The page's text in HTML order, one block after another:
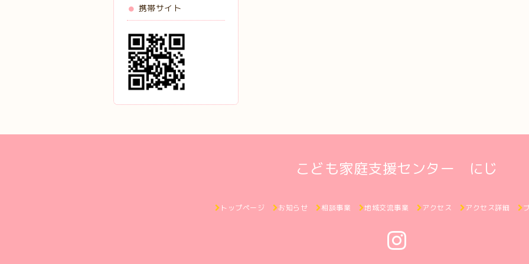
携帯サイト
こども家庭支援センター にじ
トップページ お知らせ 相談事業 地域交流事業 アクセス アクセス詳細